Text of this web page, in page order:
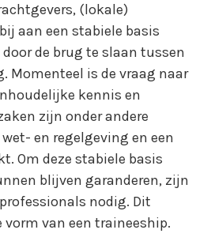
(lokale)
aan een stabiele basis
de brug te slaan tussen
Momenteel is de vraag naar
kennis en
zijn onder andere
en regelgeving en een
Om deze stabiele basis
blijven garanderen, zijn
nodig. Dit
van een traineeship.